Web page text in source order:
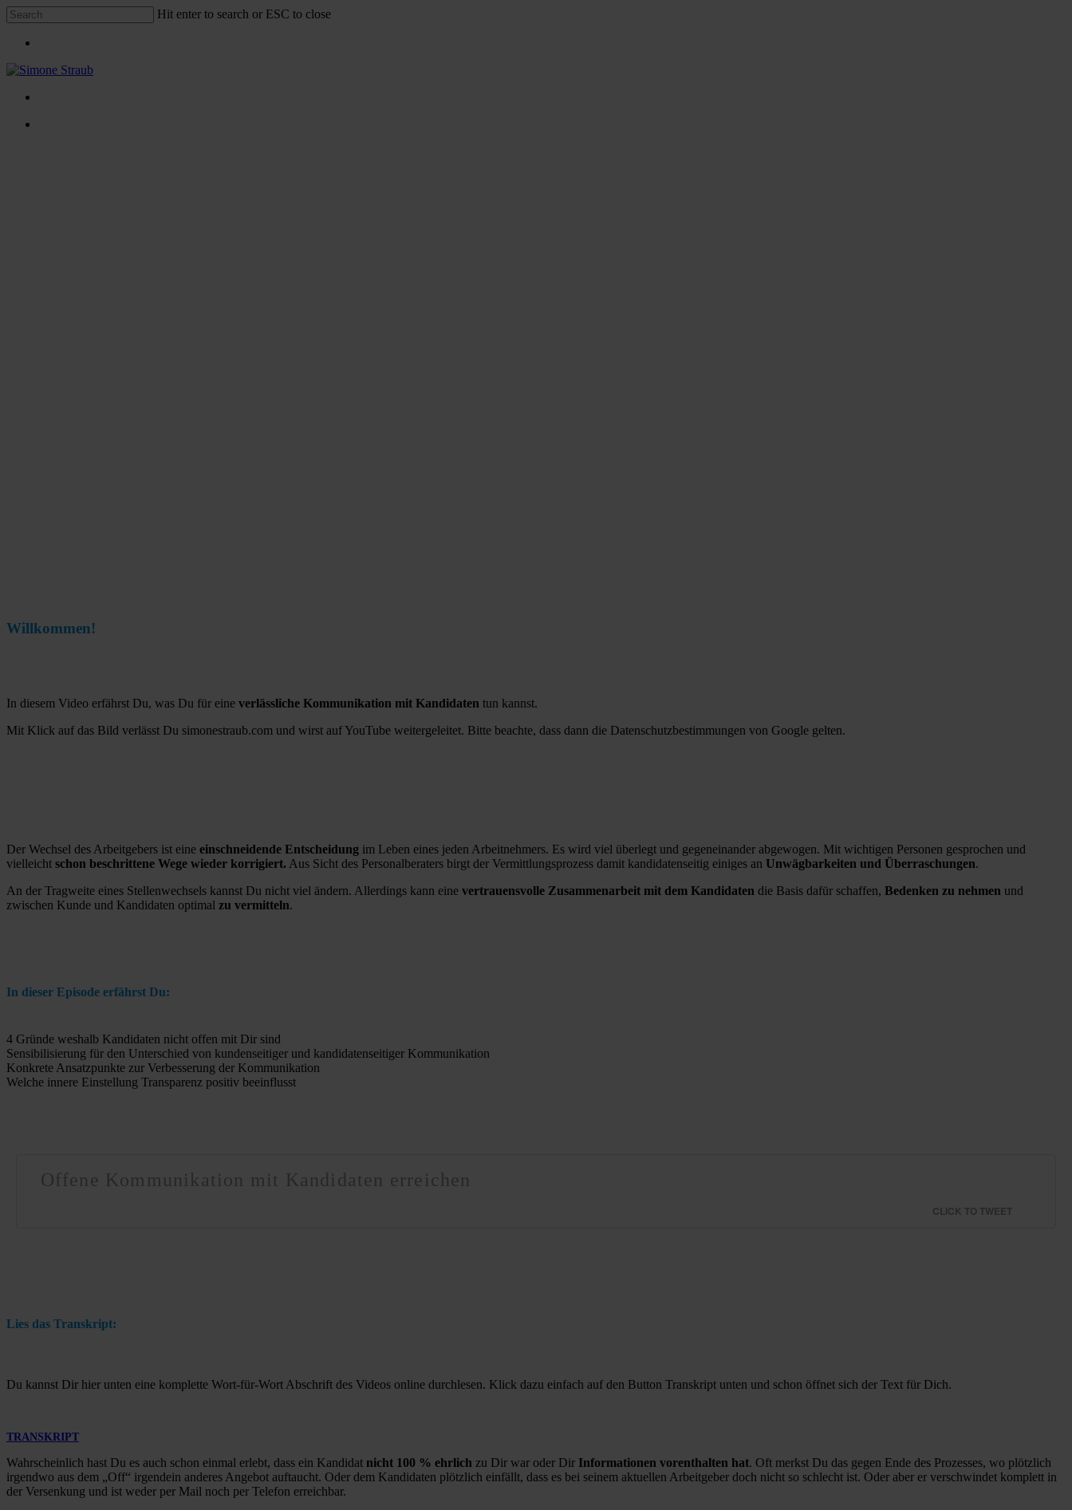
Skip
to
main
Hit enter to search or ESC to close
Search
Menu
Willkommen!
In diesem Video erfährst Du, was Du für eine verlässliche Kommunikation mit Kandidaten tun kannst.
Mit Klick auf das Bild verlässt Du simonestraub.com und wirst auf YouTube weitergeleitet. Bitte beachte, dass dann die Datenschutzbestimmungen von Google gelten.
Der Wechsel des Arbeitgebers ist eine einschneidende Entscheidung im Leben eines jeden Arbeitnehmers. Es wird viel überlegt und gegeneinander abgewogen. Mit wichtigen Personen gesprochen und
vielleicht schon beschrittene Wege wieder korrigiert. Aus Sicht des Personalberaters birgt der Vermittlungsprozess damit kandidatenseitig einiges an Unwägbarkeiten und Überraschungen.
An der Tragweite eines Stellenwechsels kannst Du nicht viel ändern. Allerdings kann eine vertrauensvolle Zusammenarbeit mit dem Kandidaten die Basis dafür schaffen, Bedenken zu nehmen und
zwischen Kunde und Kandidaten optimal zu vermitteln.
In dieser Episode erfährst Du:
4 Gründe weshalb Kandidaten nicht offen mit Dir sind
Sensibilisierung für den Unterschied von kundenseitiger und kandidatenseitiger Kommunikation
Konkrete Ansatzpunkte zur Verbesserung der Kommunikation
Welche innere Einstellung Transparenz positiv beeinflusst
Offene Kommunikation mit Kandidaten erreichen
CLICK TO TWEET
Lies das Transkript:
Du kannst Dir hier unten eine komplette Wort-für-Wort Abschrift des Videos online durchlesen. Klick dazu einfach auf den Button Transkript unten und schon öffnet sich der Text für Dich.
TRANSKRIPT
Wahrscheinlich hast Du es auch schon einmal erlebt, dass ein Kandidat nicht 100 % ehrlich zu Dir war oder Dir Informationen vorenthalten hat. Oft merkst Du das gegen Ende des Prozesses, wo plötzlich
irgendwo aus dem „Off“ irgendein anderes Angebot auftaucht. Oder dem Kandidaten plötzlich einfällt, dass es bei seinem aktuellen Arbeitgeber doch nicht so schlecht ist. Oder aber er verschwindet komplett in
der Versenkung und ist weder per Mail noch per Telefon erreichbar.